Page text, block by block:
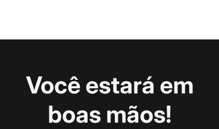
Você estará em
boas mãos!